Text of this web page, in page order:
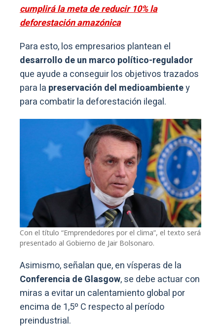
cumplirá la meta de reducir 10% la
deforestación amazónica
Para esto, los empresarios plantean el
desarrollo de un marco político-regulador
que ayude a conseguir los objetivos trazados
para la preservación del medioambientey
para combatir la deforestación ilegal.
Con el título “Emprendedores por el clima”, el texto será
presentado al Gobierno de Jair Bolsonaro.
Asimismo, señalan que, en vísperas de la
Conferencia de Glasgow, se debe actuar con
miras a evitar un calentamiento global por
encima de 1,5º C respecto al período
preindustrial.